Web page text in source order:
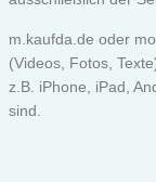
m.kaufda.de oder
(Videos, Fotos,
z.B. iPhone, iPad,
sind.